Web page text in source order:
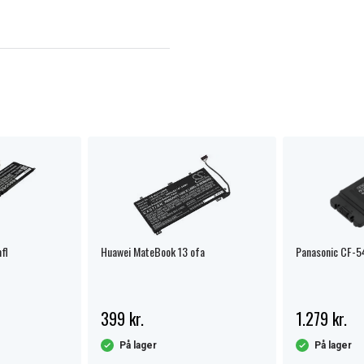
Huawei MateBook 13 ofa
399 kr.
På lager
Panasonic CF-
1.279 kr.
På lager